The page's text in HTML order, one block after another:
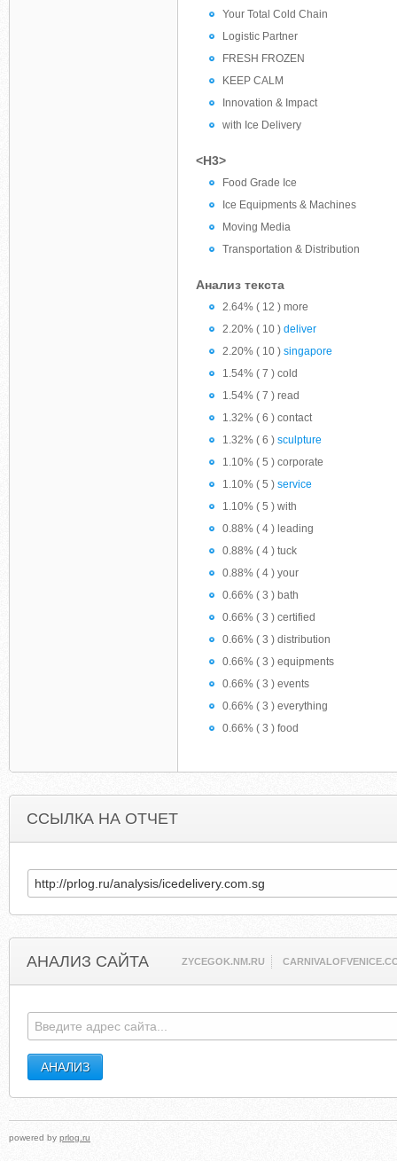
Your Total Cold Chain
Logistic Partner
FRESH FROZEN
KEEP CALM
Innovation & Impact
with Ice Delivery
<H3>
Food Grade Ice
Ice Equipments & Machines
Moving Media
Transportation & Distribution
Анализ текста
2.64% ( 12 ) more
2.20% ( 10 ) deliver
2.20% ( 10 ) singapore
1.54% ( 7 ) cold
1.54% ( 7 ) read
1.32% ( 6 ) contact
1.32% ( 6 ) sculpture
1.10% ( 5 ) corporate
1.10% ( 5 ) service
1.10% ( 5 ) with
0.88% ( 4 ) leading
0.88% ( 4 ) tuck
0.88% ( 4 ) your
0.66% ( 3 ) bath
0.66% ( 3 ) certified
0.66% ( 3 ) distribution
0.66% ( 3 ) equipments
0.66% ( 3 ) events
0.66% ( 3 ) everything
0.66% ( 3 ) food
ССЫЛКА НА ОТЧЕТ
АНАЛИЗ САЙТА ZYCEGOK.NM.RU
powered by prlog.ru